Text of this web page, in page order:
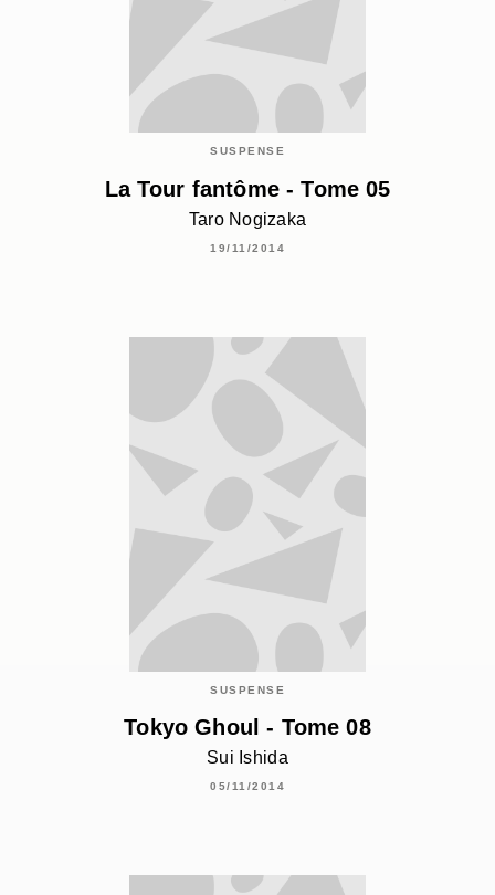
SUSPENSE
La Tour fantôme - Tome 05
Taro Nogizaka
19/11/2014
SUSPENSE
Tokyo Ghoul - Tome 08
Sui Ishida
05/11/2014